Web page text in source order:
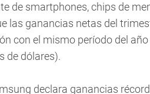
de smartphones, chips de
las ganancias netas del
con el mismo período del año
de dólares).
declara ganancias